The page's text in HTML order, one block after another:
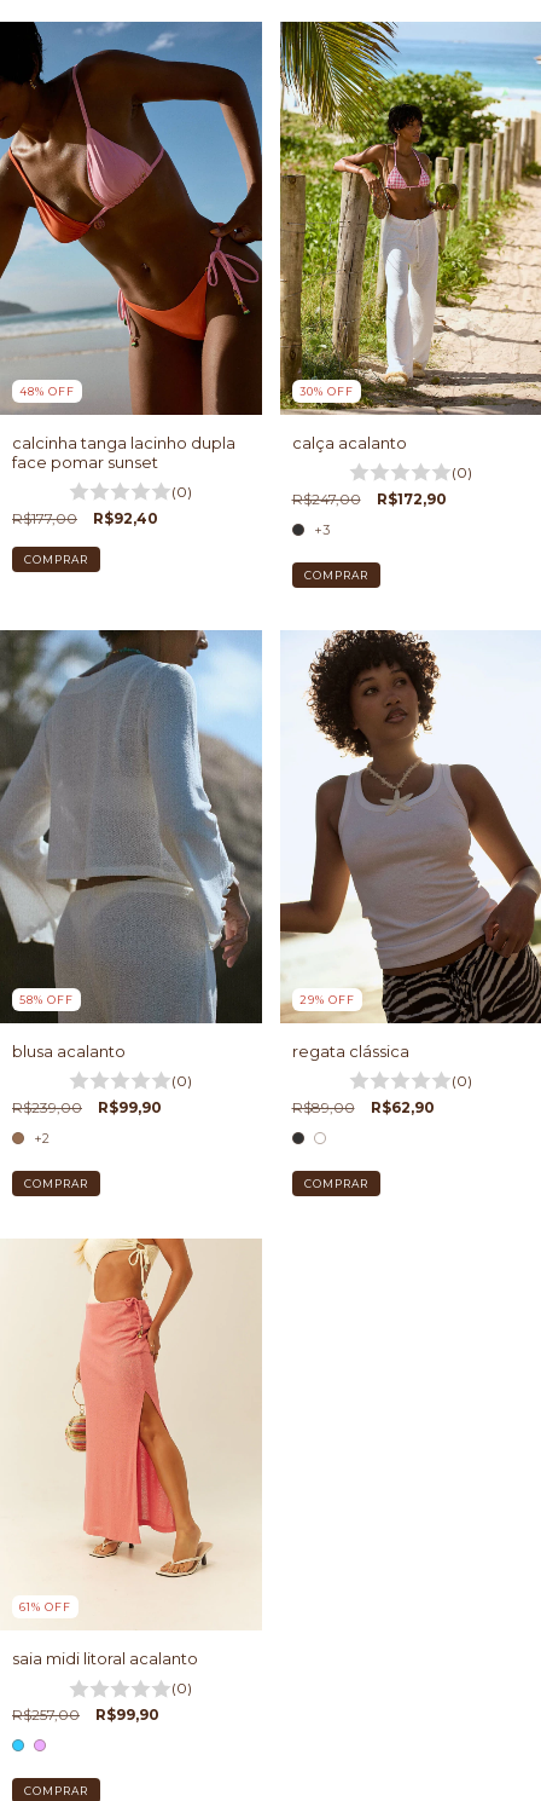
48% OFF
calcinha tanga lacinho dupla
face pomar sunset
(0)
R$177,00
R$92,40
COMPRAR
30% OFF
calça acalanto
(0)
R$247,00
R$172,90
+3
COMPRAR
58% OFF
blusa acalanto
(0)
R$239,00
R$99,90
+2
COMPRAR
29% OFF
regata clássica
(0)
R$89,00
R$62,90
COMPRAR
61% OFF
saia midi litoral acalanto
(0)
R$257,00
R$99,90
COMPRAR